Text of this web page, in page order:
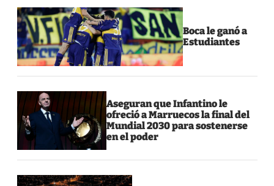
Boca le ganó a
Estudiantes
Aseguran que Infantino le
ofreció a Marruecos la final del
Mundial 2030 para sostenerse
en el poder